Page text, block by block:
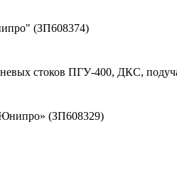
(ЗП608374)
стоков ПГУ-400, ДКС,
(ЗП608329)